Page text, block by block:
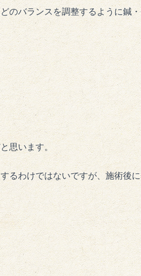
のバランスを調整するように鍼
思います。
るわけではないですが、施術後